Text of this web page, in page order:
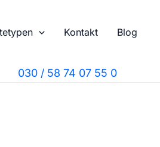
Kontakt Blog
030 / 58 74 07 55 0